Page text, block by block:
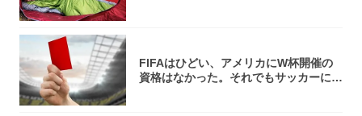
FIFAはひどい、アメリカにW杯開催の
資格はなかった。それでもサッカーには